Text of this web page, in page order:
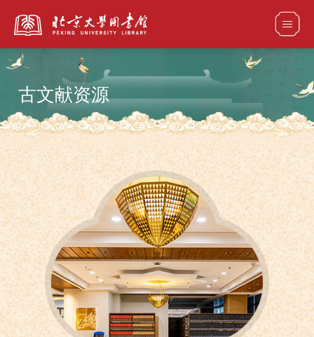
全部资源
馆藏目录检索 论文、书刊、报告检索 数据库导航
电子图书和电子期刊导航
古文献资源